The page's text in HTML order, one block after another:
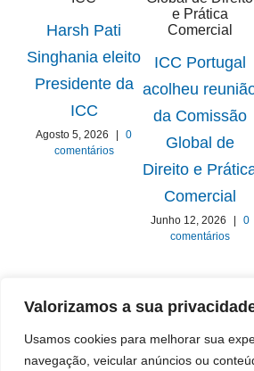
Valorizamos a sua
Usamos cookies para melhorar sua
navegação, veicular anúncios ou
Harsh Pati
Singhania eleito
Presidente da
ICC
Agosto 5, 2026 |
0
comentários
ICC Portugal
acolheu
da Comissão
Global de
Direito e
Comercial
Junho 12, 2026 |
0
comentários